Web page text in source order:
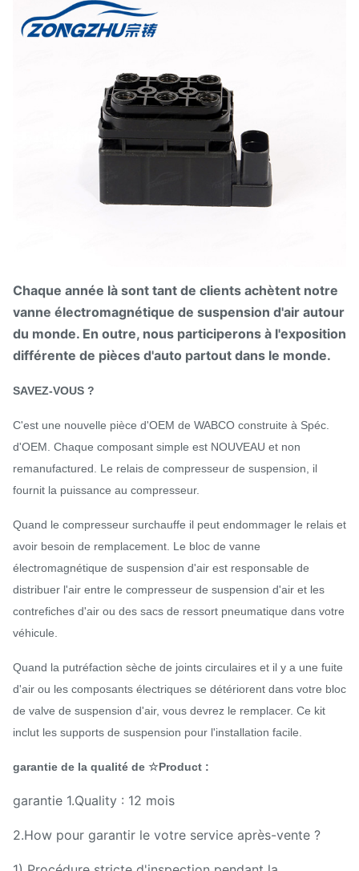
Chaque année là sont tant de clients achètent notre
vanne électromagnétique de suspension d'air autour
du monde. En outre, nous participerons à l'exposition
différente de pièces d'auto partout dans le monde.
SAVEZ-VOUS ?
C'est une nouvelle pièce d'OEM de WABCO construite à Spéc.
d'OEM. Chaque composant simple est NOUVEAU et non
remanufactured. Le relais de compresseur de suspension, il
fournit la puissance au compresseur.
Quand le compresseur surchauffe il peut endommager le relais et
avoir besoin de remplacement. Le bloc de vanne
électromagnétique de suspension d'air est responsable de
distribuer l'air entre le compresseur de suspension d'air et les
contrefiches d'air ou des sacs de ressort pneumatique dans votre
véhicule.
Quand la putréfaction sèche de joints circulaires et il y a une fuite
d'air ou les composants électriques se détériorent dans votre bloc
de valve de suspension d'air, vous devrez le remplacer. Ce kit
inclut les supports de suspension pour l'installation facile.
garantie de la qualité de ☆Product :
garantie 1.Quality : 12 mois
2.How pour garantir le votre service après-vente ?